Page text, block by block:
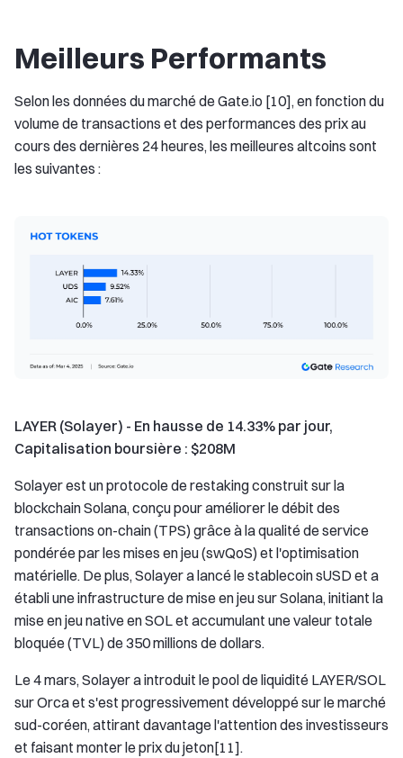
Meilleurs Performants
Selon les données du marché de Gate.io [10], en fonction du
volume de transactions et des performances des prix au
cours des dernières 24 heures, les meilleures altcoins sont
les suivantes :
LAYER (Solayer) - En hausse de 14.33% par jour,
Capitalisation boursière : $208M
Solayer est un protocole de restaking construit sur la
blockchain Solana, conçu pour améliorer le débit des
transactions on-chain (TPS) grâce à la qualité de service
pondérée par les mises en jeu (swQoS) et l'optimisation
matérielle. De plus, Solayer a lancé le stablecoin sUSD et a
établi une infrastructure de mise en jeu sur Solana, initiant la
mise en jeu native en SOL et accumulant une valeur totale
bloquée (TVL) de 350 millions de dollars.
Le 4 mars, Solayer a introduit le pool de liquidité LAYER/SOL
sur Orca et s'est progressivement développé sur le marché
sud-coréen, attirant davantage l'attention des investisseurs
et faisant monter le prix du jeton[11].